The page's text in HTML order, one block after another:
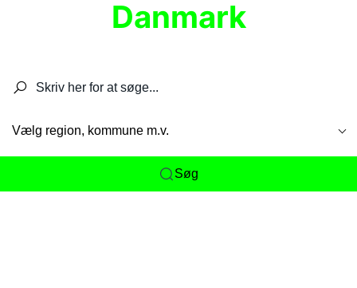
Danmark
Vælg region, kommune m.v.
Søg